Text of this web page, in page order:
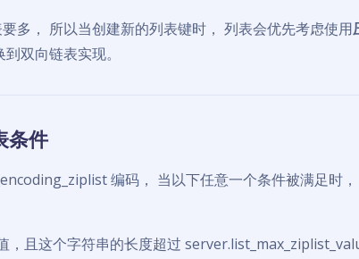
多， 所以当创建新的列表键时， 列表会优先考虑使用
双向链表实现。
条件
编码， 当以下任意一个条件被满足时
，且这个字符串的长度超过